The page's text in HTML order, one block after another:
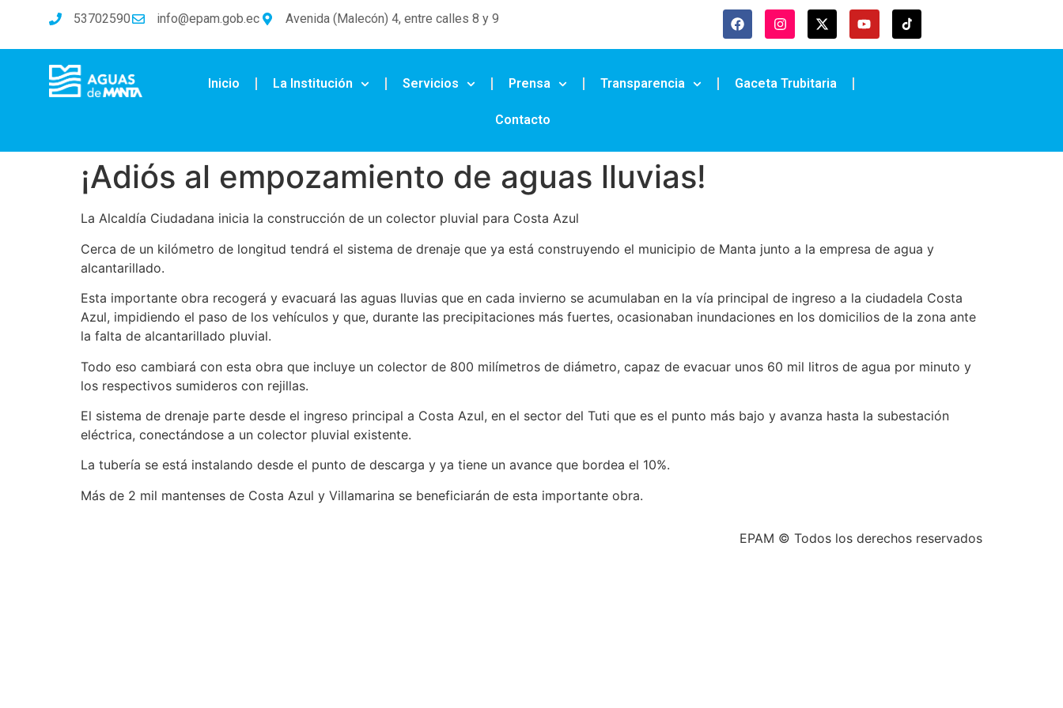
53702590 info@epam.gob.ec Avenida (Malecón) 4, entre calles 8 y 9
Inicio La Institución Servicios Prensa Transparencia Gaceta Trubitaria
Contacto
¡Adiós al empozamiento de aguas lluvias!
La Alcaldía Ciudadana inicia la construcción de un colector pluvial para Costa Azul
Cerca de un kilómetro de longitud tendrá el sistema de drenaje que ya está construyendo el municipio de Manta junto a la empresa de agua y
alcantarillado.
Esta importante obra recogerá y evacuará las aguas lluvias que en cada invierno se acumulaban en la vía principal de ingreso a la ciudadela Costa
Azul, impidiendo el paso de los vehículos y que, durante las precipitaciones más fuertes, ocasionaban inundaciones en los domicilios de la zona ante
la falta de alcantarillado pluvial.
Todo eso cambiará con esta obra que incluye un colector de 800 milímetros de diámetro, capaz de evacuar unos 60 mil litros de agua por minuto y
los respectivos sumideros con rejillas.
El sistema de drenaje parte desde el ingreso principal a Costa Azul, en el sector del Tuti que es el punto más bajo y avanza hasta la subestación
eléctrica, conectándose a un colector pluvial existente.
La tubería se está instalando desde el punto de descarga y ya tiene un avance que bordea el 10%.
Más de 2 mil mantenses de Costa Azul y Villamarina se beneficiarán de esta importante obra.
EPAM © Todos los derechos reservados